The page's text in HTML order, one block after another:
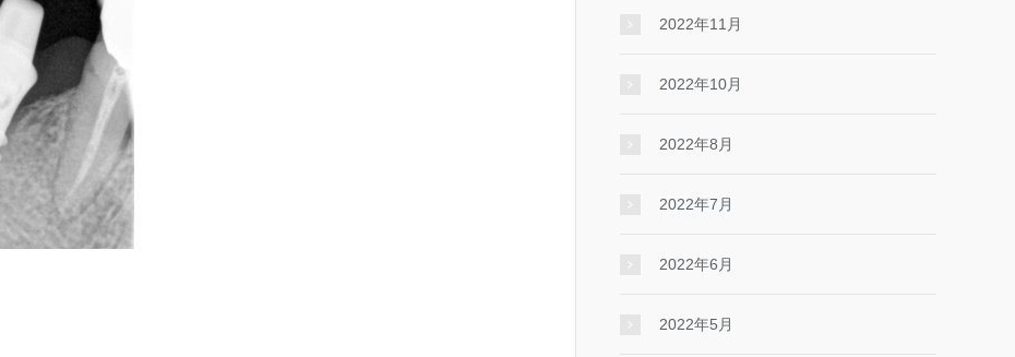
2022年11月
2022年10月
2022年8月
2022年7月
2022年6月
2022年5月